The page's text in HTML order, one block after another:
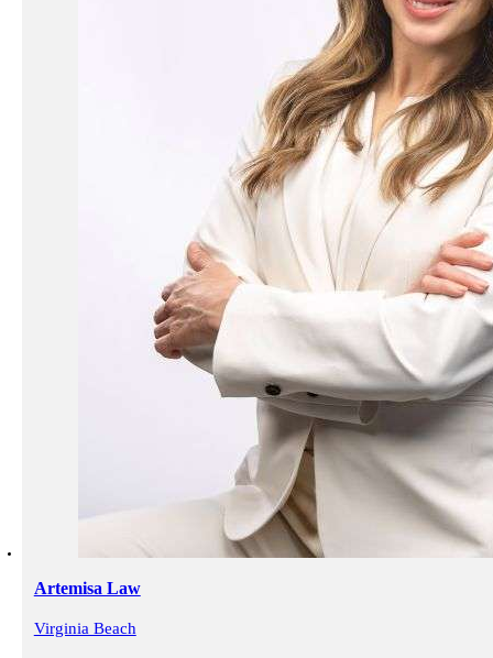
Artemisa Law
Virginia Beach